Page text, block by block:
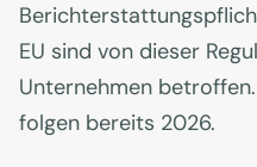
EU sind von dieser
Unternehmen
folgen bereits 2026.